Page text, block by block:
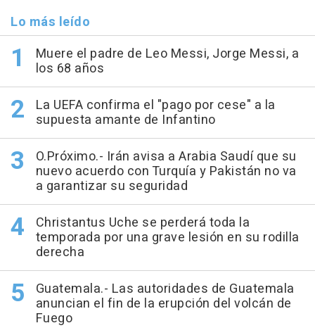
Lo más leído
Muere el padre de Leo Messi, Jorge Messi, a
los 68 años
La UEFA confirma el "pago por cese" a la
supuesta amante de Infantino
O.Próximo.- Irán avisa a Arabia Saudí que su
nuevo acuerdo con Turquía y Pakistán no va
a garantizar su seguridad
Christantus Uche se perderá toda la
temporada por una grave lesión en su rodilla
derecha
Guatemala.- Las autoridades de Guatemala
anuncian el fin de la erupción del volcán de
Fuego